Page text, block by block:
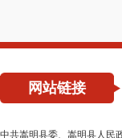
网站链接
中共嵩明县委、嵩明县人民